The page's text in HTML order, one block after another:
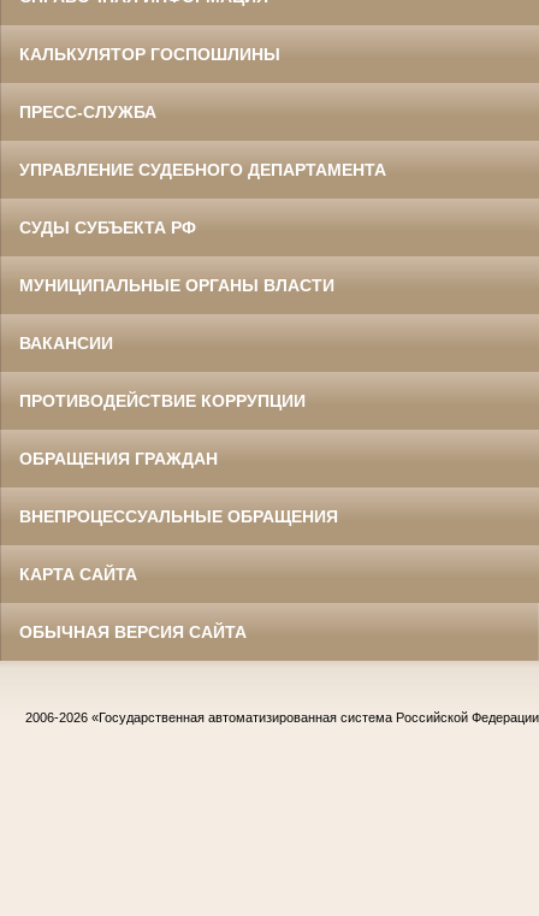
КАЛЬКУЛЯТОР ГОСПОШЛИНЫ
ПРЕСС-СЛУЖБА
УПРАВЛЕНИЕ СУДЕБНОГО ДЕПАРТАМЕНТА
СУДЫ СУБЪЕКТА РФ
МУНИЦИПАЛЬНЫЕ ОРГАНЫ ВЛАСТИ
ВАКАНСИИ
ПРОТИВОДЕЙСТВИЕ КОРРУПЦИИ
ОБРАЩЕНИЯ ГРАЖДАН
ВНЕПРОЦЕССУАЛЬНЫЕ ОБРАЩЕНИЯ
КАРТА САЙТА
ОБЫЧНАЯ ВЕРСИЯ САЙТА
2006-2026 «Государственная автоматизированная система Российской